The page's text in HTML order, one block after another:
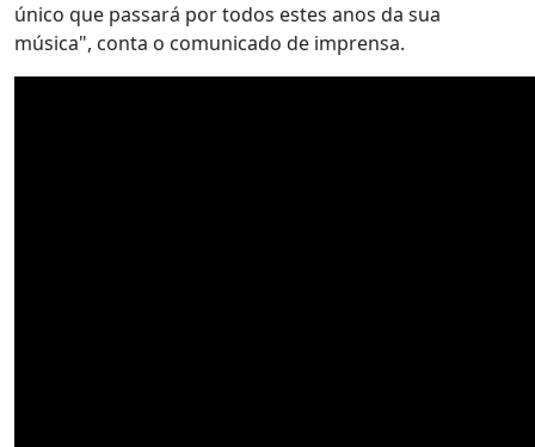
único que passará por todos estes anos da sua
música", conta o comunicado de imprensa.